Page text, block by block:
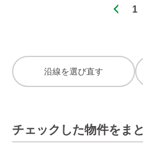
1
沿線を選び直す
チェックした物件をま